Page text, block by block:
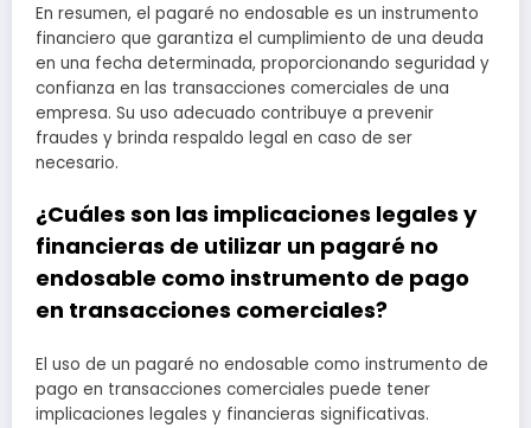
En resumen, el pagaré no endosable es un instrumento
financiero que garantiza el cumplimiento de una deuda
en una fecha determinada, proporcionando seguridad y
confianza en las transacciones comerciales de una
empresa. Su uso adecuado contribuye a prevenir
fraudes y brinda respaldo legal en caso de ser
necesario.
¿Cuáles son las implicaciones legales y
financieras de utilizar un pagaré no
endosable como instrumento de pago
en transacciones comerciales?
El uso de un pagaré no endosable como instrumento de
pago en transacciones comerciales puede tener
implicaciones legales y financieras significativas.